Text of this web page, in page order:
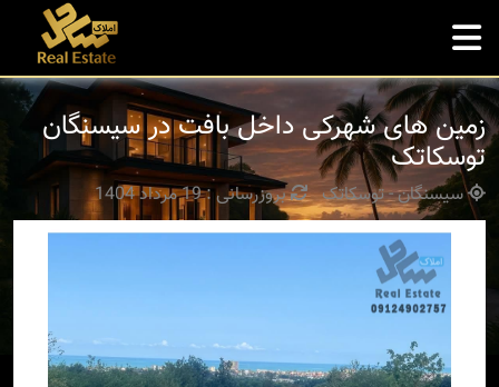
زمین های شهرکی داخل بافت در سیسنگان
توسکاتک
سیسنگان - توسکاتک بروزرسانی : 19 مرداد 1404